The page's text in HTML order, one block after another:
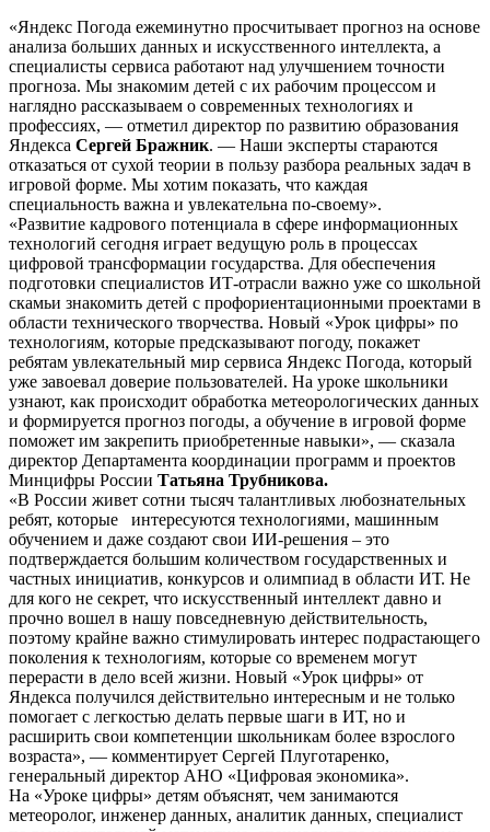
«Яндекс Погода ежеминутно просчитывает прогноз на основе
анализа больших данных и искусственного интеллекта, а
специалисты сервиса работают над улучшением точности
прогноза. Мы знакомим детей с их рабочим процессом и
наглядно рассказываем о современных технологиях и
профессиях, — отметил директор по развитию образования
Яндекса Сергей Бражник. — Наши эксперты стараются
отказаться от сухой теории в пользу разбора реальных задач в
игровой форме. Мы хотим показать, что каждая
специальность важна и увлекательна по-своему».
«Развитие кадрового потенциала в сфере информационных
технологий сегодня играет ведущую роль в процессах
цифровой трансформации государства. Для обеспечения
подготовки специалистов ИТ-отрасли важно уже со школьной
скамьи знакомить детей с профориентационными проектами в
области технического творчества. Новый «Урок цифры» по
технологиям, которые предсказывают погоду, покажет
ребятам увлекательный мир сервиса Яндекс Погода, который
уже завоевал доверие пользователей. На уроке школьники
узнают, как происходит обработка метеорологических данных
и формируется прогноз погоды, а обучение в игровой форме
поможет им закрепить приобретенные навыки», — сказала
директор Департамента координации программ и проектов
Минцифры России Татьяна Трубникова.
«В России живет сотни тысяч талантливых любознательных
ребят, которые интересуются технологиями, машинным
обучением и даже создают свои ИИ-решения – это
подтверждается большим количеством государственных и
частных инициатив, конкурсов и олимпиад в области ИТ. Не
для кого не секрет, что искусственный интеллект давно и
прочно вошел в нашу повседневную действительность,
поэтому крайне важно стимулировать интерес подрастающего
поколения к технологиям, которые со временем могут
перерасти в дело всей жизни. Новый «Урок цифры» от
Яндекса получился действительно интересным и не только
помогает с легкостью делать первые шаги в ИТ, но и
расширить свои компетенции школьникам более взрослого
возраста», — комментирует Сергей Плуготаренко,
генеральный директор АНО «Цифровая экономика».
На «Уроке цифры» детям объяснят, чем занимаются
метеоролог, инженер данных, аналитик данных, специалист